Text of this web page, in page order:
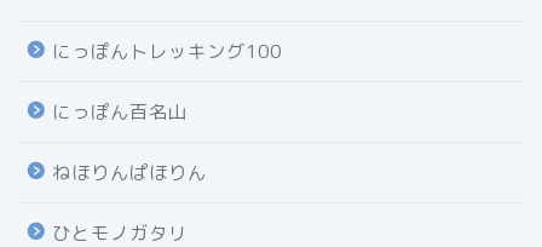
にっぽんトレッキング100
にっぽん百名山
ねほりんぱほりん
ひとモノガタリ